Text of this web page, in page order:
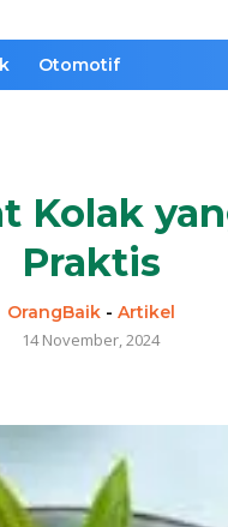
Otomotif
Kolak
Praktis
OrangBaik- Artikel
14 November, 2024